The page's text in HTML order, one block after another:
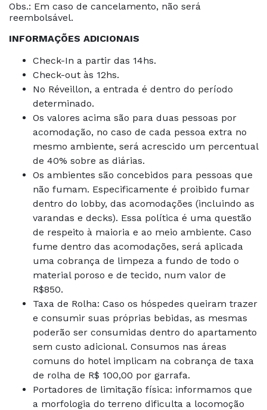
Obs.: Em caso de cancelamento, não será
reembolsável.
INFORMAÇÕES ADICIONAIS
Check-In a partir das 14hs.
Check-out às 12hs.
No Réveillon, a entrada é dentro do período
determinado.
Os valores acima são para duas pessoas por
acomodação, no caso de cada pessoa extra no
mesmo ambiente, será acrescido um percentual
de 40% sobre as diárias.
Os ambientes são concebidos para pessoas que
não fumam. Especificamente é proibido fumar
dentro do lobby, das acomodações (incluindo as
varandas e decks). Essa política é uma questão
de respeito à maioria e ao meio ambiente. Caso
fume dentro das acomodações, será aplicada
uma cobrança de limpeza a fundo de todo o
material poroso e de tecido, num valor de
R$850.
Taxa de Rolha: Caso os hóspedes queiram trazer
e consumir suas próprias bebidas, as mesmas
poderão ser consumidas dentro do apartamento
sem custo adicional. Consumos nas áreas
comuns do hotel implicam na cobrança de taxa
de rolha de R$ 100,00 por garrafa.
Portadores de limitação física: informamos que
a morfologia do terreno dificulta a locomoção